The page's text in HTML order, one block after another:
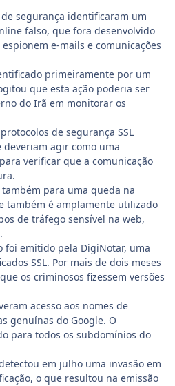
de segurança identificaram um
falso, que fora desenvolvido
e-mails e comunicações
primeiramente por um
que esta ação poderia ser
do Irã em monitorar os
de segurança SSL
deveriam agir como uma
verificar que a comunicação
para uma queda na
também é amplamente utilizado
de tráfego sensível na web,
foi emitido pela DigiNotar, uma
SSL. Por mais de dois meses
os criminosos fizessem versões
acesso aos nomes de
genuínas do Google. O
para todos os subdomínios do
em julho uma invasão em
o que resultou na emissão